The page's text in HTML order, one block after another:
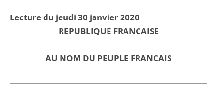
Lecture du jeudi 30 janvier 2020
REPUBLIQUE FRANCAISE
AU NOM DU PEUPLE FRANCAIS